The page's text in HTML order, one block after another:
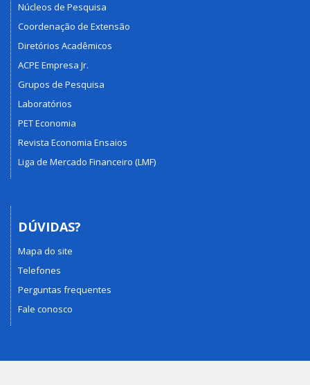
Núcleos de Pesquisa
Coordenação de Extensão
Diretórios Acadêmicos
ACPE Empresa Jr.
Grupos de Pesquisa
Laboratórios
PET Economia
Revista Economia Ensaios
Liga de Mercado Financeiro (LMF)
DÚVIDAS?
Mapa do site
Telefones
Perguntas frequentes
Fale conosco